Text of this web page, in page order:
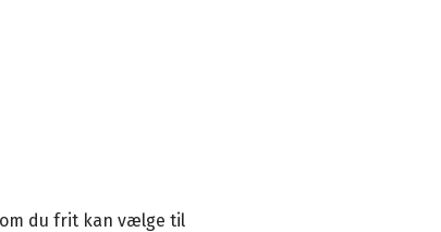
du frit kan vælge til